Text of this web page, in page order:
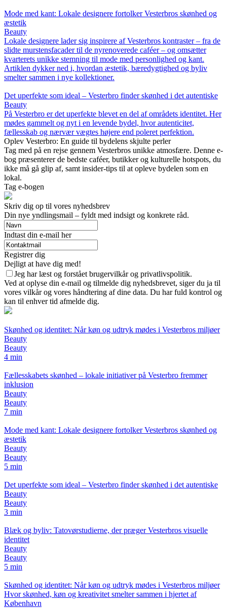
Mode med kant: Lokale designere fortolker Vesterbros skønhed og
æstetik
Beauty
Lokale designere lader sig inspirere af Vesterbros kontraster – fra de
slidte murstensfacader til de nyrenoverede caféer – og omsætter
kvarterets unikke stemning til mode med personlighed og kant.
Artiklen dykker ned i, hvordan æstetik, bæredygtighed og byliv
smelter sammen i nye kollektioner.
Det uperfekte som ideal – Vesterbro finder skønhed i det autentiske
Beauty
På Vesterbro er det uperfekte blevet en del af områdets identitet. Her
mødes gammelt og nyt i en levende bydel, hvor autenticitet,
fællesskab og nærvær vægtes højere end poleret perfektion.
Oplev Vesterbro: En guide til bydelens skjulte perler
Tag med på en rejse gennem Vesterbros unikke atmosfære. Denne e-
bog præsenterer de bedste caféer, butikker og kulturelle hotspots, du
ikke må gå glip af, samt insider-tips til at opleve bydelen som en
lokal.
Tag e-bogen
Skriv dig op til vores nyhedsbrev
Din nye yndlingsmail – fyldt med indsigt og konkrete råd.
Indtast din e-mail her
Registrer dig
Dejligt at have dig med!
Jeg har læst og forstået brugervilkår og privatlivspolitik.
Ved at oplyse din e-mail og tilmelde dig nyhedsbrevet, siger du ja til
vores vilkår og vores håndtering af dine data. Du har fuld kontrol og
kan til enhver tid afmelde dig.
Skønhed og identitet: Når køn og udtryk mødes i Vesterbros miljøer
Beauty
Beauty
4 min
Fællesskabets skønhed – lokale initiativer på Vesterbro fremmer
inklusion
Beauty
Beauty
7 min
Mode med kant: Lokale designere fortolker Vesterbros skønhed og
æstetik
Beauty
Beauty
5 min
Det uperfekte som ideal – Vesterbro finder skønhed i det autentiske
Beauty
Beauty
3 min
Blæk og byliv: Tatovørstudierne, der præger Vesterbros visuelle
identitet
Beauty
Beauty
5 min
Skønhed og identitet: Når køn og udtryk mødes i Vesterbros miljøer
Hvor skønhed, køn og kreativitet smelter sammen i hjertet af
København